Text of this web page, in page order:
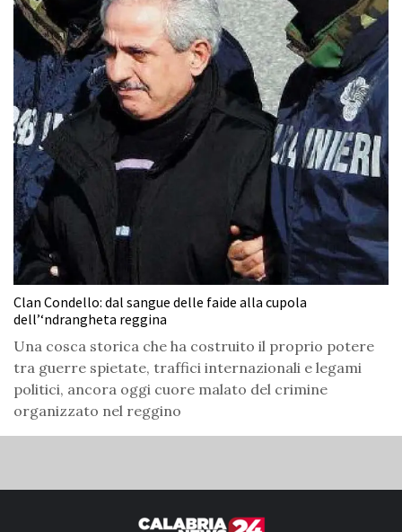
Clan Condello: dal sangue delle faide alla cupola
dell’‘ndrangheta reggina
Una cosca storica che ha costruito il proprio potere
tra guerre spietate, traffici internazionali e legami
politici, ancora oggi cuore malato del crimine
organizzato nel reggino